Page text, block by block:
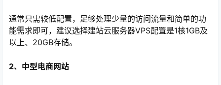
通常只需较低配置，足够处理少量的访问流量和简单的功
能需求即可，建议选择建站云服务器VPS配置是1核1GB及
以上、20GB存储。
2、中型电商网站